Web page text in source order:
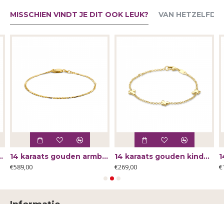
MISSCHIEN VINDT JE DIT OOK LEUK? VAN HETZELFDE
5.8mm - 62350
14 karaats gouden armband fantasie 19 cm - 63917
€589,00
14 karaats gouden kinder armband met vlinders 11-13 cm - 65765
€269,00